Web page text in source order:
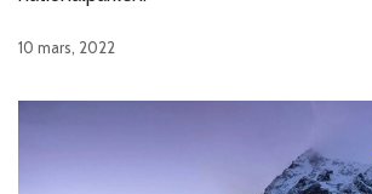
10 mars, 2022